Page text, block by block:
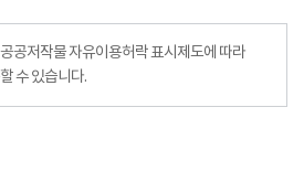
공저작물 자유이용허락 표시제도에 따라
수 있습니다.